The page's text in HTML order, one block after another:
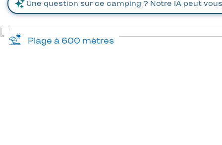
Plage à 600 mètres